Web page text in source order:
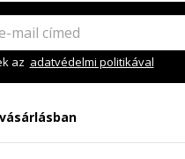
az adatvédelmi politikával